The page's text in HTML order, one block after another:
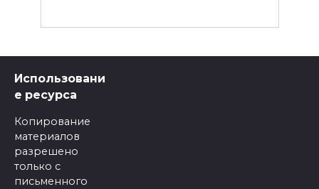
Использовани
е ресурса
Копирование
материалов
разрешено
только с
письменного